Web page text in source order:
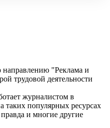
"Реклама и
трудовой деятельности
журналистом в
таких популярных ресурсах
и многие другие